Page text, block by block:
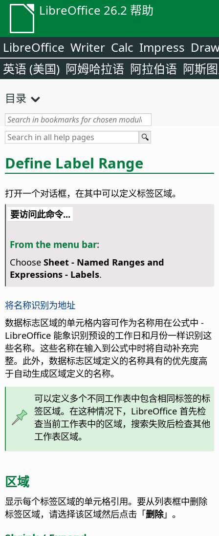
LibreOffice 26.2 帮助
LibreOffice Writer Calc Impress
英语 (美国) 阿姆哈拉语 阿拉伯语 阿斯
目录
Define Label Range
打开一个对话框，在其中可以定义标签区域。
要访问此命令...
From the menu bar:
Choose Sheet - Named Ranges and
Expressions - Labels.
将名称识别为地址
数据标志区域的单元格内容可作为名称用在公式中 -
LibreOffice 能象识别预设的工作日和月份一样识别这
些名称。这些名称在输入到公式中时将自动补充完
整。此外，数据标志区域定义的名称具有的优先度高
于自动生成区域定义的名称。
可以定义多个不同工作表中包含相同标签的标
签区域。在这种情况下，LibreOffice 首先检
查当前工作表中的区域，搜索失败后检查其他
工作表区域。
区域
显示每个标签区域的单元格引用。 要从列表框中删除
标签区域，请选择该区域然后点击「删除」。